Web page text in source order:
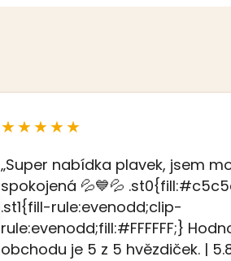
★★★★★
„Super nabídka plavek, jsem
spokojená 💦💙💦
.st1{fill-rule:evenodd;clip-
rule:evenodd;fill:#FFFFFF;}
obchodu je 5 z 5 hvězdiček. |